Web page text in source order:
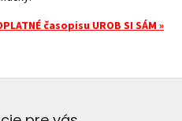
časopisu UROB SI SÁM »